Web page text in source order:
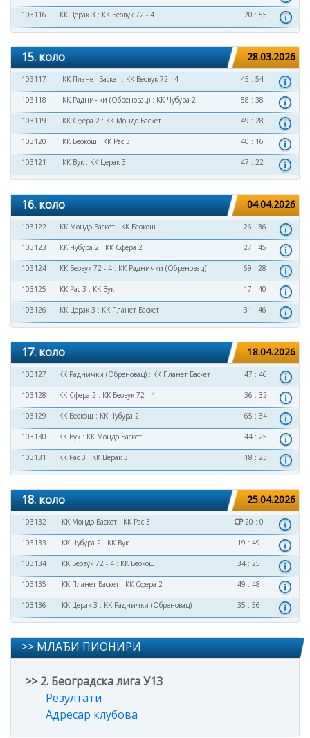
103116 КК Церак 3 : КК Беовук 72 - 4 20 : 55
15. коло 28.03.2026
103117 КК Планет Баскет : КК Беовук 72 - 4 45 : 54
103118 КК Раднички (Обреновац) : КК Чубура 2 58 : 38
103119 КК Сфера 2 : КК Мондо Баскет 49 : 28
103120 КК Беокош : КК Рас 3 40 : 16
103121 КК Вук : КК Церак 3 47 : 22
16. коло 04.04.2026
103122 КК Мондо Баскет : КК Беокош 26 : 36
103123 КК Чубура 2 : КК Сфера 2 27 : 45
103124 КК Беовук 72 - 4 : КК Раднички (Обреновац) 69 : 28
103125 КК Рас 3 : КК Вук 17 : 40
103126 КК Церак 3 : КК Планет Баскет 31 : 46
17. коло 18.04.2026
103127 КК Раднички (Обреновац) : КК Планет Баскет 47 : 46
103128 КК Сфера 2 : КК Беовук 72 - 4 36 : 32
103129 КК Беокош : КК Чубура 2 65 : 34
103130 КК Вук : КК Мондо Баскет 44 : 25
103131 КК Рас 3 : КК Церак 3 18 : 23
18. коло 25.04.2026
103132 КК Мондо Баскет : КК Рас 3 СР20 : 0
103133 КК Чубура 2 : КК Вук 19 : 49
103134 КК Беовук 72 - 4 : КК Беокош 34 : 25
103135 КК Планет Баскет : КК Сфера 2 49 : 48
103136 КК Церак 3 : КК Раднички (Обреновац) 35 : 56
>> МЛАЂИ ПИОНИРИ
>> 2. Београдска лига У13
Резултати
Адресар клубова